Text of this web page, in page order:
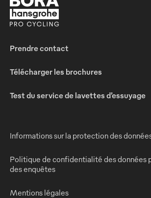
Prendre contact
Télécharger les brochures
Test du service de lavettes d’essuyage
Informations sur la protection des
Politique de confidentialité des données
des enquêtes
Mentions légales